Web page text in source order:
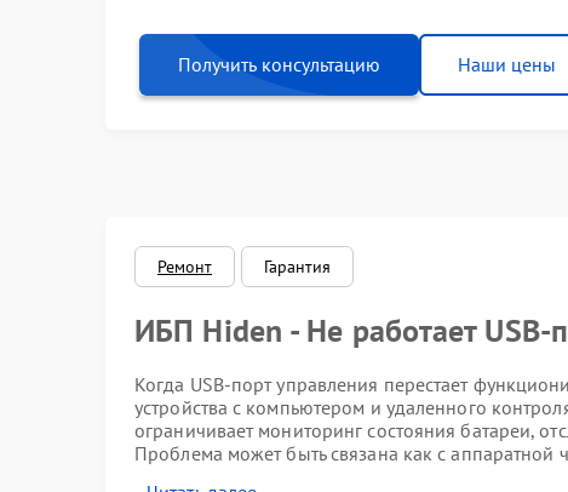
Получить консультацию Наши цены
Ремонт Гарантия
ИБП Hiden - Не работает USB-
Когда USB-порт управления перестает
устройства с компьютером и удаленного
ограничивает мониторинг состояния батареи,
Проблема может быть связана как с аппаратной